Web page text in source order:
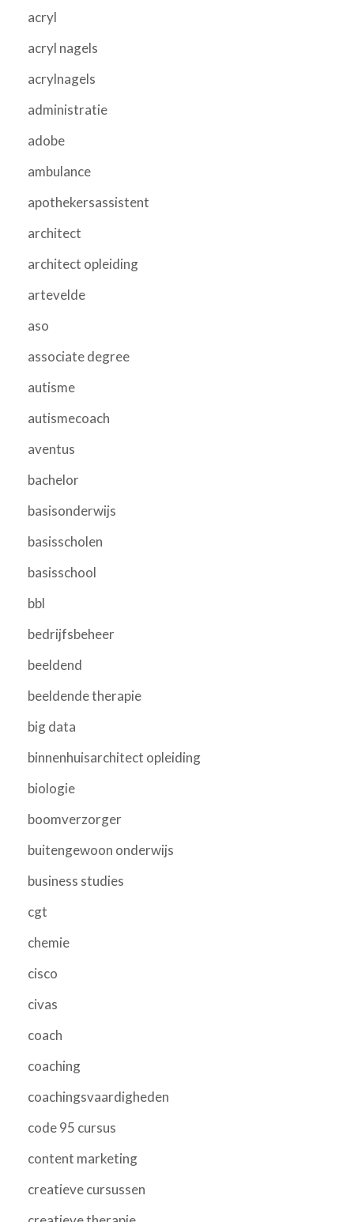
acryl
acryl nagels
acrylnagels
administratie
adobe
ambulance
apothekersassistent
architect
architect opleiding
artevelde
aso
associate degree
autisme
autismecoach
aventus
bachelor
basisonderwijs
basisscholen
basisschool
bbl
bedrijfsbeheer
beeldend
beeldende therapie
big data
binnenhuisarchitect opleiding
biologie
boomverzorger
buitengewoon onderwijs
business studies
cgt
chemie
cisco
civas
coach
coaching
coachingsvaardigheden
code 95 cursus
content marketing
creatieve cursussen